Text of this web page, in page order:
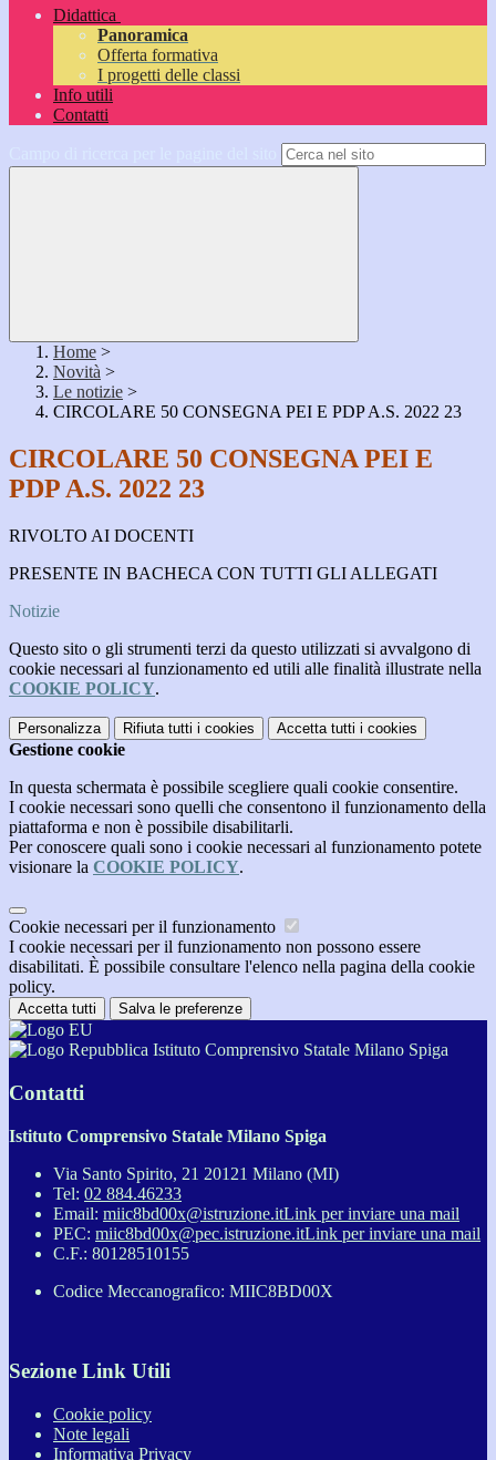
Didattica
Panoramica
Offerta formativa
I progetti delle classi
Info utili
Contatti
Home >
Novità >
Le notizie >
CIRCOLARE 50 CONSEGNA PEI E PDP A.S. 2022 23
CIRCOLARE 50 CONSEGNA PEI E
PDP A.S. 2022 23
RIVOLTO AI DOCENTI
PRESENTE IN BACHECA CON TUTTI GLI ALLEGATI
Notizie
Questo sito o gli strumenti terzi da questo utilizzati si avvalgono di
cookie necessari al funzionamento ed utili alle finalità illustrate nella
COOKIE POLICY.
Personalizza Rifiuta tutti i cookies Accetta tutti i cookies
Gestione cookie
In questa schermata è possibile scegliere quali cookie consentire.
I cookie necessari sono quelli che consentono il funzionamento della
piattaforma e non è possibile disabilitarli.
Per conoscere quali sono i cookie necessari al funzionamento potete
visionare la COOKIE POLICY.
Cookie necessari per il funzionamento
I cookie necessari per il funzionamento non possono essere
disabilitati. È possibile consultare l'elenco nella pagina della cookie
policy.
Accetta tutti Salva le preferenze
Istituto Comprensivo Statale Milano Spiga
Contatti
Istituto Comprensivo Statale Milano Spiga
Via Santo Spirito, 21 20121 Milano (MI)
Tel: 02 884.46233
Email: miic8bd00x@istruzione.itLink per inviare una mail
PEC: miic8bd00x@pec.istruzione.itLink per inviare una mail
C.F.: 80128510155
Codice Meccanografico: MIIC8BD00X
Sezione Link Utili
Cookie policy
Note legali
Informativa Privacy